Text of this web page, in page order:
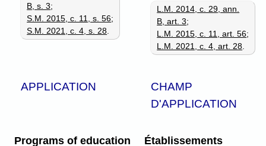
B, s. 3;
S.M. 2015, c. 11, s. 56;
S.M. 2021, c. 4, s. 28
L.M. 2014, c. 29, ann.
B, art. 3;
L.M. 2015, c. 11, art. 56;
L.M. 2021, c. 4, art. 28
APPLICATION
CHAMP
D'APPLICATION
Programs of education Établissements